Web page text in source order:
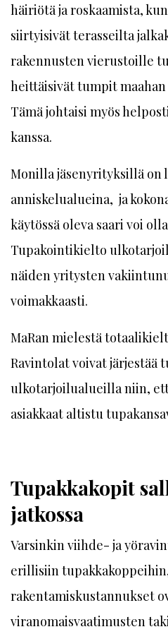
häiriötä ja roskaamista,
siirtyisivät terasseilta
rakennusten vierustoille
heittäisivät tumpit
Tämä johtaisi myös
kanssa.
Monilla jäsenyrityksillä on
anniskelualueina, ja
käytössä oleva saari voi
Tupakointikielto
näiden yritysten
voimakkaasti.
MaRan mielestä
Ravintolat voivat järjestää
ulkotarjoilualueilla niin,
asiakkaat altistu
Tupakkakopit
jatkossa
Varsinkin viihde- ja
erillisiin
rakentamiskustannukset
viranomaisvaatimusten